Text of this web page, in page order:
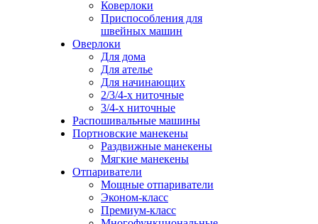
Коверлоки
Приспособления для
швейных машин
Оверлоки
Для дома
Для ателье
Для начинающих
2/3/4-х ниточные
3/4-х ниточные
Распошивальные машины
Портновские манекены
Раздвижные манекены
Мягкие манекены
Отпариватели
Мощные отпариватели
Эконом-класс
Премиум-класс